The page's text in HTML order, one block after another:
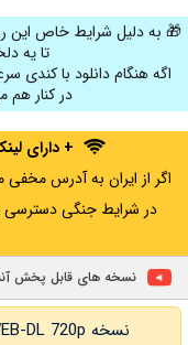
🎁 به دلیل شرایط خاص این
تا یه
اگه هنگام دانلود با کندی
در کنار هم
+ دارای
در شرایط جنگی دسترسی
نسخه های قابل پخش
نسخه WEB-DL 720p زبان اصلی